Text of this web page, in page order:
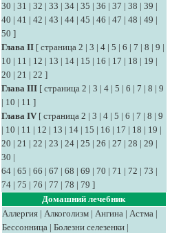
30 | 31 | 32 | 33 | 34 | 35 | 36 | 37 | 38 | 39 |
40 | 41 | 42 | 43 | 44 | 45 | 46 | 47 | 48 | 49 |
50 ]
Глава II [ страница 2 | 3 | 4 | 5 | 6 | 7 | 8 | 9 |
10 | 11 | 12 | 13 | 14 | 15 | 16 | 17 | 18 | 19 |
20 | 21 | 22 ]
Глава III [ страница 2 | 3 | 4 | 5 | 6 | 7 | 8 | 9
| 10 | 11 ]
Глава IV [ страница 2 | 3 | 4 | 5 | 6 | 7 | 8 | 9
| 10 | 11 | 12 | 13 | 14 | 15 | 16 | 17 | 18 | 19 |
20 | 21 | 22 | 23 | 24 | 25 | 26 | 27 | 28 | 29 |
30 |
64 | 65 | 66 | 67 | 68 | 69 | 70 | 71 | 72 | 73 |
74 | 75 | 76 | 77 | 78 | 79 ]
Домашний лечебник
Аллергия | Алкоголизм | Ангина | Астма |
Бессонница | Болезни селезенки |